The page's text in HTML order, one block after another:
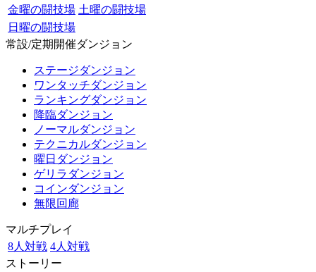
金曜の闘技場 土曜の闘技場
日曜の闘技場
常設/定期開催ダンジョン
ステージダンジョン
ワンタッチダンジョン
ランキングダンジョン
降臨ダンジョン
ノーマルダンジョン
テクニカルダンジョン
曜日ダンジョン
ゲリラダンジョン
コインダンジョン
無限回廊
マルチプレイ
8人対戦 4人対戦
ストーリー